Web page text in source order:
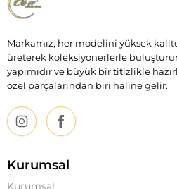
Markamız, her modelini yüksek kalite
üreterek koleksiyonerlerle
yapımıdır ve büyük bir titizlikle
özel parçalarından biri haline gelir.
Kurumsal
Kurumsal